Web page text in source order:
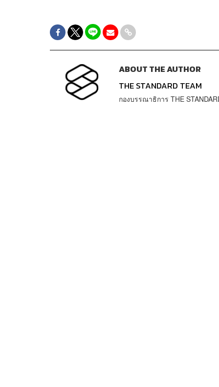
ABOUT THE AUTHOR
THE STANDARD TEAM
กองบรรณาธิการ THE